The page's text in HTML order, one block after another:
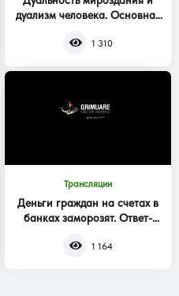
дуализм человека. Основная
1 310
Трансляции
Деньги граждан на счетах в
банках заморозят. Ответ-
1 164